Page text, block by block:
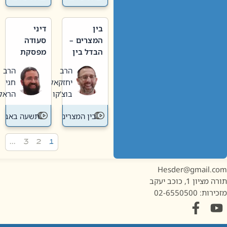
בין
המצרים –
הבדל בין
חדשה
לישנה
הרב
יחזקאל
בוצ'קו
בין המצרים
דיני
סעודה
מפסקת
תשעה
באב
הרב
חגי
הראל
תשעה באב
1, כוכב יעקב
02-6550500